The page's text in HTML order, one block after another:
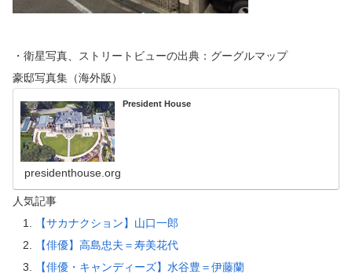
・衛星写真、ストリートビューの出典：グーグルマップ
豪邸写真集（海外版）
President House
presidenthouse.org
人気記事
【サカナクション】山口一郎
【俳優】高島忠夫＝寿美花代
【俳優・キャンディーズ】水谷豊＝伊藤蘭